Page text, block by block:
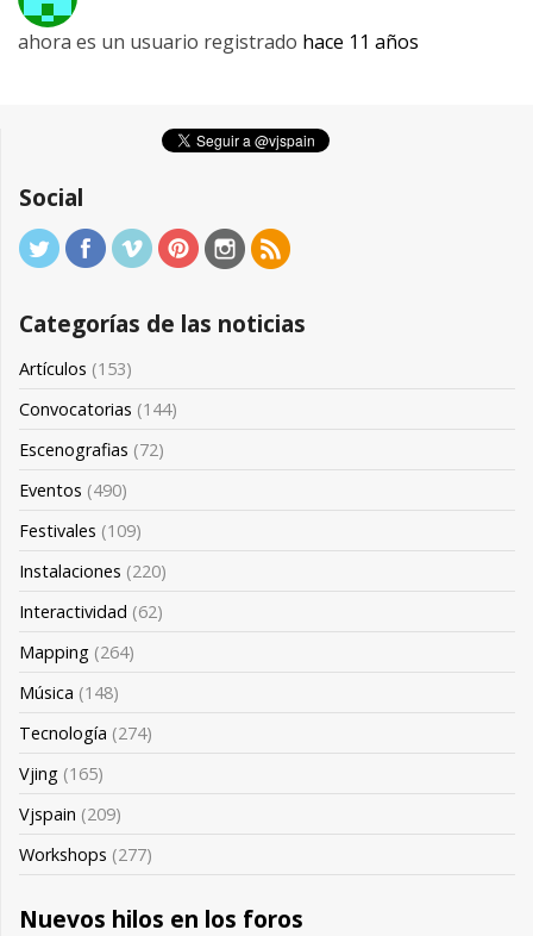
ahora es un usuario registrado hace 11 años
Social
Categorías de las noticias
Artículos (153)
Convocatorias (144)
Escenografias (72)
Eventos (490)
Festivales (109)
Instalaciones (220)
Interactividad (62)
Mapping (264)
Música (148)
Tecnología (274)
Vjing (165)
Vjspain (209)
Workshops (277)
Nuevos hilos en los foros